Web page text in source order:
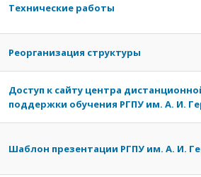
Технические работы
Реорганизация структуры
Доступ к сайту центра
поддержки обучения РГПУ им. А. И.
Шаблон презентации РГПУ им. А. И.